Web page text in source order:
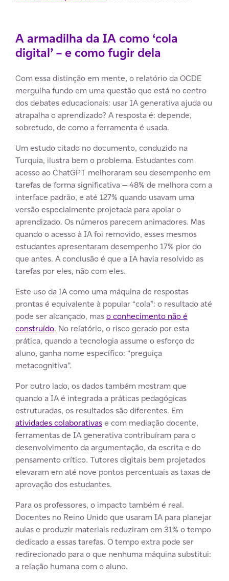
A armadilha da IA como ‘cola
digital’ – e como fugir dela
Com essa distinção em mente, o relatório da OCDE
mergulha fundo em uma questão que está no centro
dos debates educacionais: usar IA generativa ajuda ou
atrapalha o aprendizado? A resposta é: depende,
sobretudo, de como a ferramenta é usada.
Um estudo citado no documento, conduzido na
Turquia, ilustra bem o problema. Estudantes com
acesso ao ChatGPT melhoraram seu desempenho em
tarefas de forma significativa — 48% de melhora com a
interface padrão, e até 127% quando usavam uma
versão especialmente projetada para apoiar o
aprendizado. Os números parecem animadores. Mas
quando o acesso à IA foi removido, esses mesmos
estudantes apresentaram desempenho 17% pior do
que antes. A conclusão é que a IA havia resolvido as
tarefas por eles, não com eles.
Este uso da IA como uma máquina de respostas
prontas é equivalente à popular “cola”: o resultado até
pode ser alcançado, maso conhecimento não é
construído. No relatório, o risco gerado por esta
prática, quando a tecnologia assume o esforço do
aluno, ganha nome específico: “preguiça
metacognitiva”.
Por outro lado, os dados também mostram que
quando a IA é integrada a práticas pedagógicas
estruturadas, os resultados são diferentes. Em
atividades colaborativase com mediação docente,
ferramentas de IA generativa contribuíram para o
desenvolvimento da argumentação, da escrita e do
pensamento crítico. Tutores digitais bem projetados
elevaram em até nove pontos percentuais as taxas de
aprovação dos estudantes.
Para os professores, o impacto também é real.
Docentes no Reino Unido que usaram IA para planejar
aulas e produzir materiais reduziram em 31% o tempo
dedicado a essas tarefas. O tempo extra pode ser
redirecionado para o que nenhuma máquina substitui:
a relação humana com o aluno.